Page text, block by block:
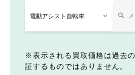
表示される買取価格は過去
証するものではありません。